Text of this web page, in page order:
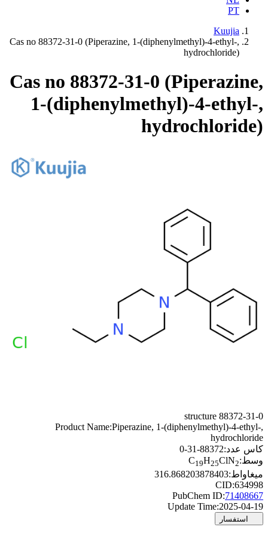
PT
Kuujia
Cas no 88372-31-0 (Piperazine, 1-(diphenylmethyl)-4-ethyl-,
hydrochloride)
Cas no 88372-31-0
1-(diphenylmethyl)-4-
88372-31-0
Product Name:Piperazine, 1-(diphenylmethyl)-4-
عدد:88372-31-0
C19H25ClN2
316.868203878403
CID:
PubChem ID:
Update Time:2025-
استفسار